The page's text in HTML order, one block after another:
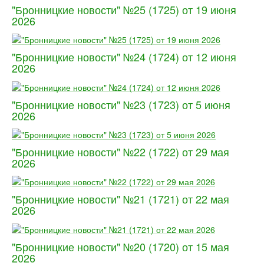
"Бронницкие новости" №25 (1725) от 19 июня
2026
"Бронницкие новости" №24 (1724) от 12 июня
2026
"Бронницкие новости" №23 (1723) от 5 июня
2026
"Бронницкие новости" №22 (1722) от 29 мая
2026
"Бронницкие новости" №21 (1721) от 22 мая
2026
"Бронницкие новости" №20 (1720) от 15 мая
2026